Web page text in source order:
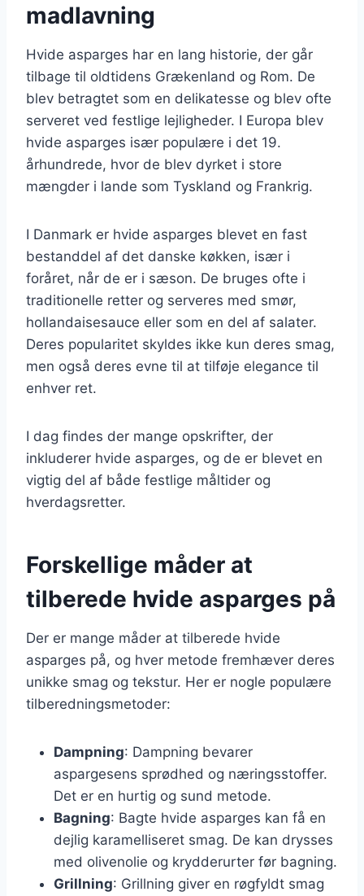
madlavning
Hvide asparges har en lang historie, der går
tilbage til oldtidens Grækenland og Rom. De
blev betragtet som en delikatesse og blev ofte
serveret ved festlige lejligheder. I Europa blev
hvide asparges især populære i det 19.
århundrede, hvor de blev dyrket i store
mængder i lande som Tyskland og Frankrig.
I Danmark er hvide asparges blevet en fast
bestanddel af det danske køkken, især i
foråret, når de er i sæson. De bruges ofte i
traditionelle retter og serveres med smør,
hollandaisesauce eller som en del af salater.
Deres popularitet skyldes ikke kun deres smag,
men også deres evne til at tilføje elegance til
enhver ret.
I dag findes der mange opskrifter, der
inkluderer hvide asparges, og de er blevet en
vigtig del af både festlige måltider og
hverdagsretter.
Forskellige måder at
tilberede hvide asparges på
Der er mange måder at tilberede hvide
asparges på, og hver metode fremhæver deres
unikke smag og tekstur. Her er nogle populære
tilberedningsmetoder:
Dampning: Dampning bevarer
aspargesens sprødhed og næringsstoffer.
Det er en hurtig og sund metode.
Bagning: Bagte hvide asparges kan få en
dejlig karamelliseret smag. De kan drysses
med olivenolie og krydderurter før bagning.
Grillning: Grillning giver en røgfyldt smag